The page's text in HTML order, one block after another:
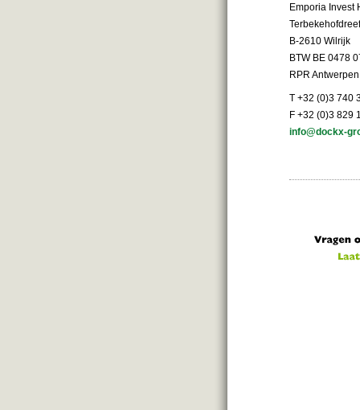
Emporia Invest
B-2610 Wilrijk
BTW BE 0478
RPR Antwerpen
T +32 (0)3 740
F +32 (0)3 829
info@dockx-